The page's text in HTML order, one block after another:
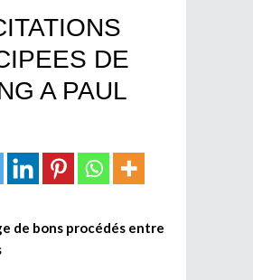
DE
A PAUL
de bons procédés entre